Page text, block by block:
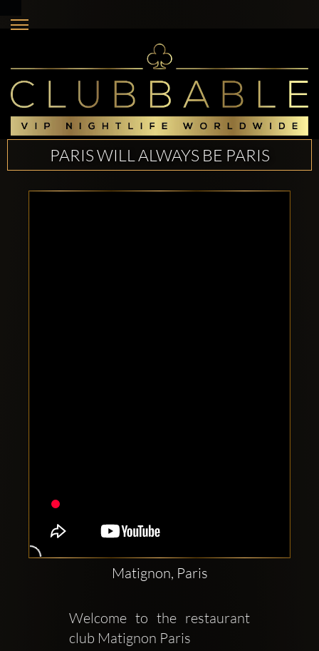
PARIS WILL ALWAYS BE PARIS
Matignon, Paris
Welcome to the restaurant
club Matignon Paris